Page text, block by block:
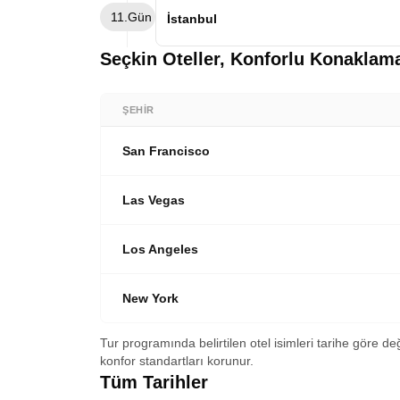
eklemeler yapılarak ABD’ ye hediye
göreceğimiz yerler arasında.
fotoğraflama şansı bulacağımız One
yer verilen Brooklyn Köprüsünde bir
transfer saatine kadar serbest vaktimiz
uçakta.
11.Gün İstanbul
Öğlen saatlerinde İstanbul havalimanına
bulunmaktayız. Bir sonraki rüya
Seçkin Oteller, Konforlu
ŞEHIR
San Francisco
Las Vegas
Los Angeles
New York
Tur programında belirtilen otel isimleri tarihe göre
konfor standartları korunur.
Tüm Tarihler